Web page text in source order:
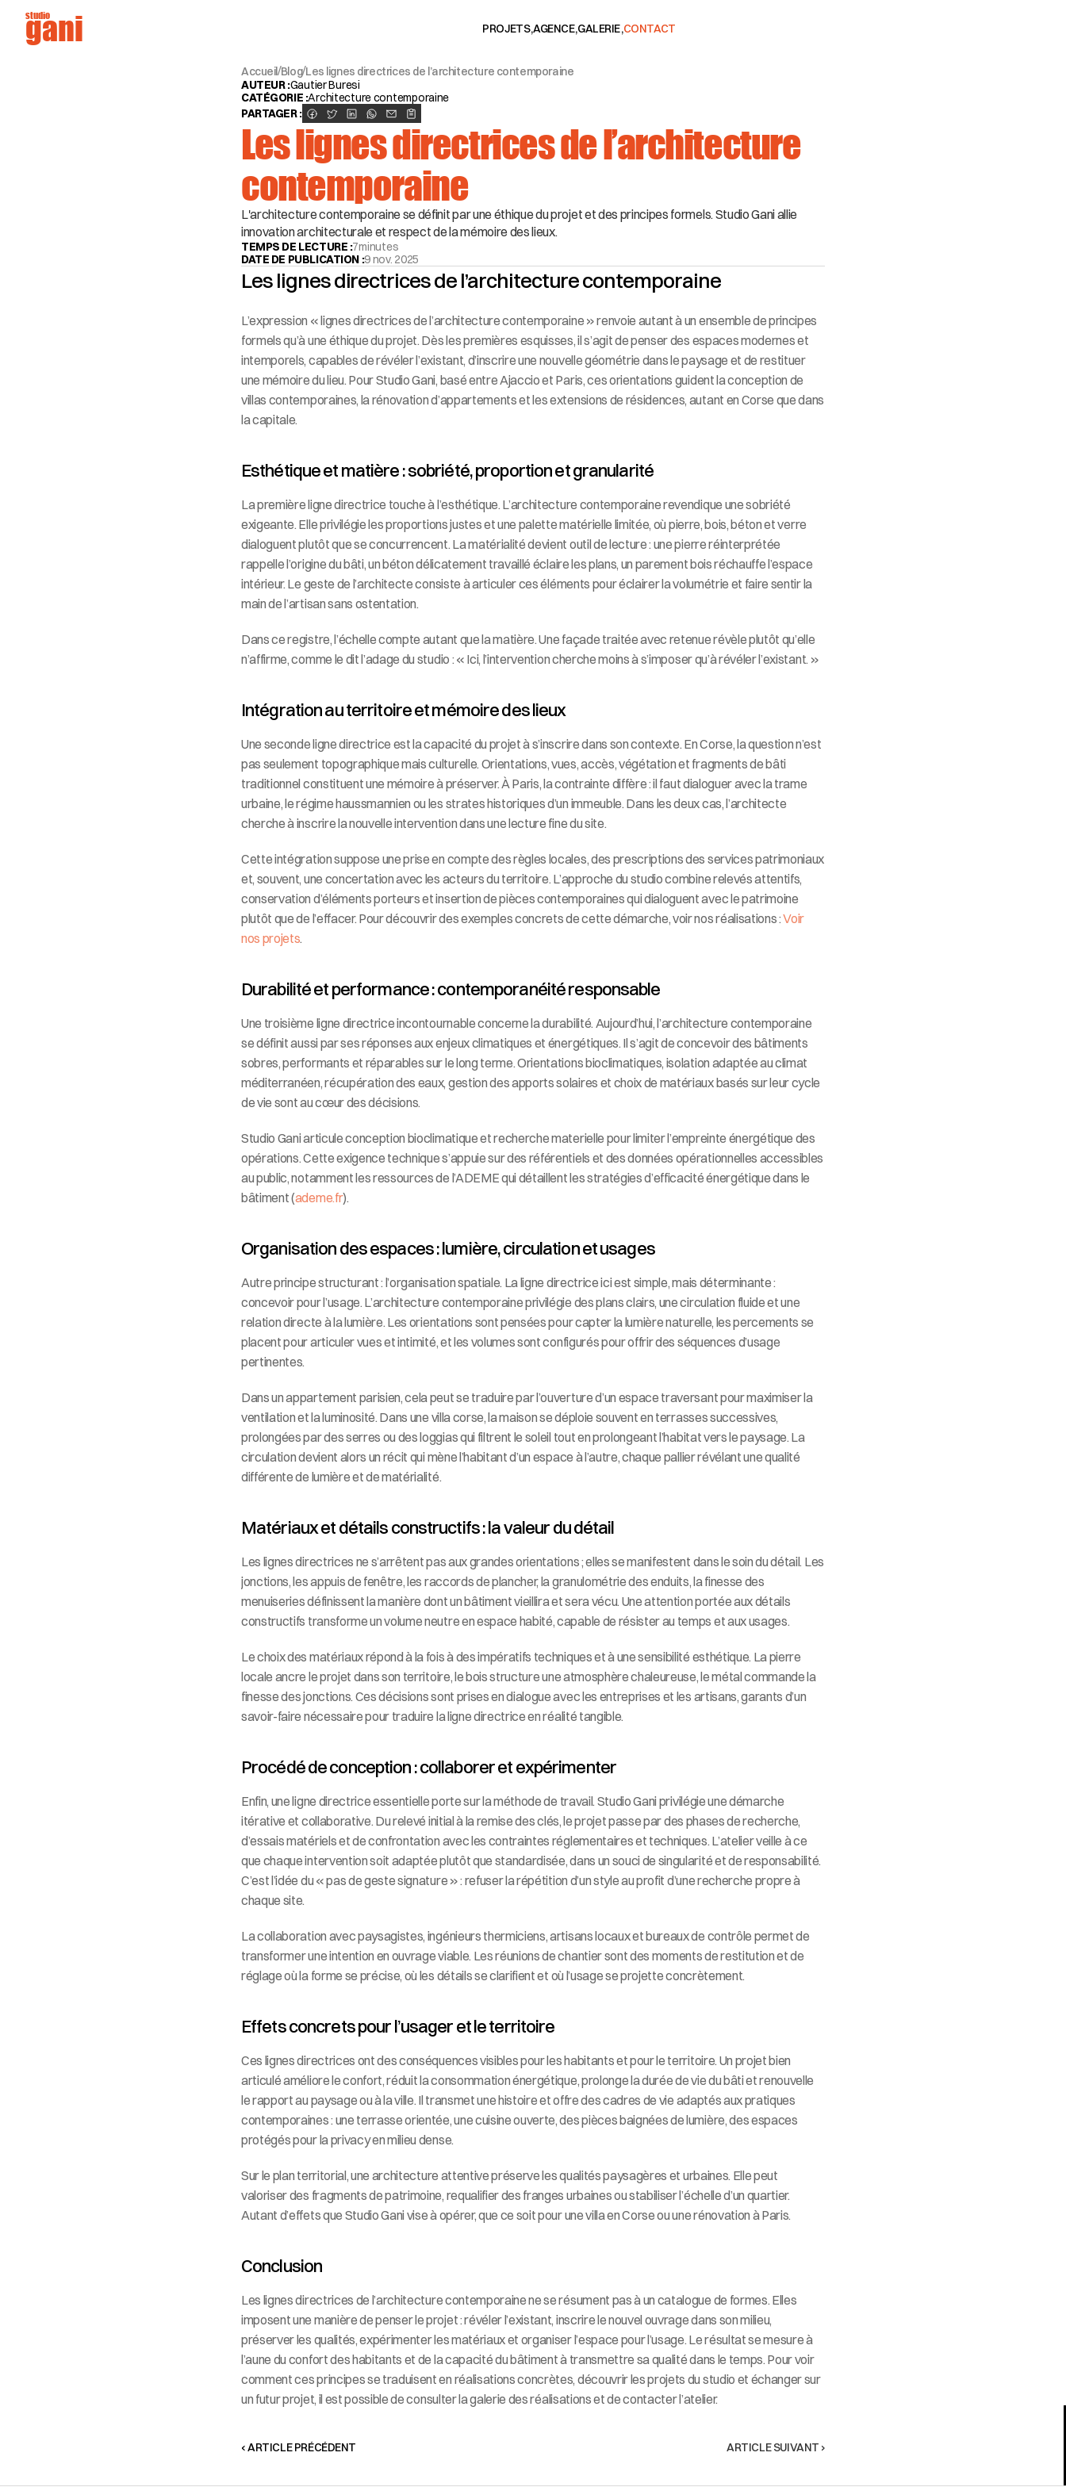
studio
gani
PROJETS,AGENCE,GALERIE,CONTACT
Accueil/Blog/Les lignes directrices de l’architecture contemporaine
AUTEUR :Gautier Buresi
CATÉGORIE :Architecture contemporaine
PARTAGER :
Les lignes directrices de l’architecture
contemporaine
L'architecture contemporaine se définit par une éthique du projet et des principes formels. Studio Gani allie
innovation architecturale et respect de la mémoire des lieux.
TEMPS DE LECTURE :7minutes
DATE DE PUBLICATION :9 nov. 2025
Les lignes directrices de l’architecture contemporaine
L’expression « lignes directrices de l’architecture contemporaine » renvoie autant à un ensemble de principes
formels qu’à une éthique du projet. Dès les premières esquisses, il s’agit de penser des espaces modernes et
intemporels, capables de révéler l’existant, d’inscrire une nouvelle géométrie dans le paysage et de restituer
une mémoire du lieu. Pour Studio Gani, basé entre Ajaccio et Paris, ces orientations guident la conception de
villas contemporaines, la rénovation d’appartements et les extensions de résidences, autant en Corse que dans
la capitale.
Esthétique et matière : sobriété, proportion et granularité
La première ligne directrice touche à l’esthétique. L’architecture contemporaine revendique une sobriété
exigeante. Elle privilégie les proportions justes et une palette matérielle limitée, où pierre, bois, béton et verre
dialoguent plutôt que se concurrencent. La matérialité devient outil de lecture : une pierre réinterprétée
rappelle l’origine du bâti, un béton délicatement travaillé éclaire les plans, un parement bois réchauffe l’espace
intérieur. Le geste de l’architecte consiste à articuler ces éléments pour éclairer la volumétrie et faire sentir la
main de l’artisan sans ostentation.
Dans ce registre, l’échelle compte autant que la matière. Une façade traitée avec retenue révèle plutôt qu’elle
n’affirme, comme le dit l’adage du studio : « Ici, l’intervention cherche moins à s’imposer qu’à révéler l’existant. »
Intégration au territoire et mémoire des lieux
Une seconde ligne directrice est la capacité du projet à s’inscrire dans son contexte. En Corse, la question n’est
pas seulement topographique mais culturelle. Orientations, vues, accès, végétation et fragments de bâti
traditionnel constituent une mémoire à préserver. À Paris, la contrainte diffère : il faut dialoguer avec la trame
urbaine, le régime haussmannien ou les strates historiques d’un immeuble. Dans les deux cas, l’architecte
cherche à inscrire la nouvelle intervention dans une lecture fine du site.
Cette intégration suppose une prise en compte des règles locales, des prescriptions des services patrimoniaux
et, souvent, une concertation avec les acteurs du territoire. L’approche du studio combine relevés attentifs,
conservation d’éléments porteurs et insertion de pièces contemporaines qui dialoguent avec le patrimoine
plutôt que de l’effacer. Pour découvrir des exemples concrets de cette démarche, voir nos réalisations : Voir
nos projets.
Durabilité et performance : contemporanéité responsable
Une troisième ligne directrice incontournable concerne la durabilité. Aujourd’hui, l’architecture contemporaine
se définit aussi par ses réponses aux enjeux climatiques et énergétiques. Il s’agit de concevoir des bâtiments
sobres, performants et réparables sur le long terme. Orientations bioclimatiques, isolation adaptée au climat
méditerranéen, récupération des eaux, gestion des apports solaires et choix de matériaux basés sur leur cycle
de vie sont au cœur des décisions.
Studio Gani articule conception bioclimatique et recherche materielle pour limiter l’empreinte énergétique des
opérations. Cette exigence technique s’appuie sur des référentiels et des données opérationnelles accessibles
au public, notamment les ressources de l’ADEME qui détaillent les stratégies d’efficacité énergétique dans le
bâtiment (ademe.fr).
Organisation des espaces : lumière, circulation et usages
Autre principe structurant : l’organisation spatiale. La ligne directrice ici est simple, mais déterminante :
concevoir pour l’usage. L’architecture contemporaine privilégie des plans clairs, une circulation fluide et une
relation directe à la lumière. Les orientations sont pensées pour capter la lumière naturelle, les percements se
placent pour articuler vues et intimité, et les volumes sont configurés pour offrir des séquences d’usage
pertinentes.
Dans un appartement parisien, cela peut se traduire par l’ouverture d’un espace traversant pour maximiser la
ventilation et la luminosité. Dans une villa corse, la maison se déploie souvent en terrasses successives,
prolongées par des serres ou des loggias qui filtrent le soleil tout en prolongeant l’habitat vers le paysage. La
circulation devient alors un récit qui mène l’habitant d’un espace à l’autre, chaque pallier révélant une qualité
différente de lumière et de matérialité.
Matériaux et détails constructifs : la valeur du détail
Les lignes directrices ne s’arrêtent pas aux grandes orientations ; elles se manifestent dans le soin du détail. Les
jonctions, les appuis de fenêtre, les raccords de plancher, la granulométrie des enduits, la finesse des
menuiseries définissent la manière dont un bâtiment vieillira et sera vécu. Une attention portée aux détails
constructifs transforme un volume neutre en espace habité, capable de résister au temps et aux usages.
Le choix des matériaux répond à la fois à des impératifs techniques et à une sensibilité esthétique. La pierre
locale ancre le projet dans son territoire, le bois structure une atmosphère chaleureuse, le métal commande la
finesse des jonctions. Ces décisions sont prises en dialogue avec les entreprises et les artisans, garants d’un
savoir-faire nécessaire pour traduire la ligne directrice en réalité tangible.
Procédé de conception : collaborer et expérimenter
Enfin, une ligne directrice essentielle porte sur la méthode de travail. Studio Gani privilégie une démarche
itérative et collaborative. Du relevé initial à la remise des clés, le projet passe par des phases de recherche,
d’essais matériels et de confrontation avec les contraintes réglementaires et techniques. L’atelier veille à ce
que chaque intervention soit adaptée plutôt que standardisée, dans un souci de singularité et de responsabilité.
C’est l’idée du « pas de geste signature » : refuser la répétition d’un style au profit d’une recherche propre à
chaque site.
La collaboration avec paysagistes, ingénieurs thermiciens, artisans locaux et bureaux de contrôle permet de
transformer une intention en ouvrage viable. Les réunions de chantier sont des moments de restitution et de
réglage où la forme se précise, où les détails se clarifient et où l’usage se projette concrètement.
Effets concrets pour l’usager et le territoire
Ces lignes directrices ont des conséquences visibles pour les habitants et pour le territoire. Un projet bien
articulé améliore le confort, réduit la consommation énergétique, prolonge la durée de vie du bâti et renouvelle
le rapport au paysage ou à la ville. Il transmet une histoire et offre des cadres de vie adaptés aux pratiques
contemporaines : une terrasse orientée, une cuisine ouverte, des pièces baignées de lumière, des espaces
protégés pour la privacy en milieu dense.
Sur le plan territorial, une architecture attentive préserve les qualités paysagères et urbaines. Elle peut
valoriser des fragments de patrimoine, requalifier des franges urbaines ou stabiliser l’échelle d’un quartier.
Autant d’effets que Studio Gani vise à opérer, que ce soit pour une villa en Corse ou une rénovation à Paris.
Conclusion
Les lignes directrices de l’architecture contemporaine ne se résument pas à un catalogue de formes. Elles
imposent une manière de penser le projet : révéler l’existant, inscrire le nouvel ouvrage dans son milieu,
préserver les qualités, expérimenter les matériaux et organiser l’espace pour l’usage. Le résultat se mesure à
l’aune du confort des habitants et de la capacité du bâtiment à transmettre sa qualité dans le temps. Pour voir
comment ces principes se traduisent en réalisations concrètes, découvrir les projets du studio et échanger sur
un futur projet, il est possible de consulter la galerie des réalisations et de contacter l’atelier.
‹ ARTICLE PRÉCÉDENT ARTICLE SUIVANT ›